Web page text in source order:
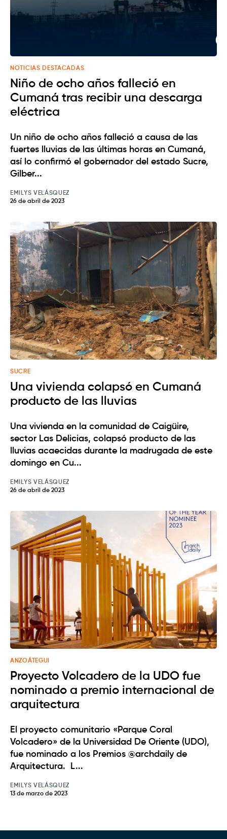
NOTICIAS DESTACADAS
Niño de ocho años falleció en
Cumaná tras recibir una descarga
eléctrica
Un niño de ocho años falleció a causa de las
fuertes lluvias de las últimas horas en Cumaná,
así lo confirmó el gobernador del estado Sucre,
Gilber...
EMILYS VELÁSQUEZ
26 de abril de 2023
SUCRE
Una vivienda colapsó en Cumaná
producto de las lluvias
Una vivienda en la comunidad de Caigüire,
sector Las Delicias, colapsó producto de las
lluvias acaecidas durante la madrugada de este
domingo en Cu...
EMILYS VELÁSQUEZ
26 de abril de 2023
ANZOÁTEGUI
Proyecto Volcadero de la UDO fue
nominado a premio internacional de
arquitectura
El proyecto comunitario «Parque Coral
Volcadero» de la Universidad De Oriente (UDO),
fue nominado a los Premios @archdaily de
Arquitectura. L...
EMILYS VELÁSQUEZ
13 de marzo de 2023